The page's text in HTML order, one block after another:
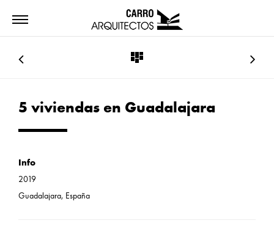
5 viviendas en Guadalajara
Info
2019
Guadalajara, España